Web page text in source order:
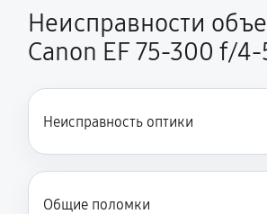
Неисправности
Canon EF 75-300 f/4-
Неисправность оптики
Общие поломки